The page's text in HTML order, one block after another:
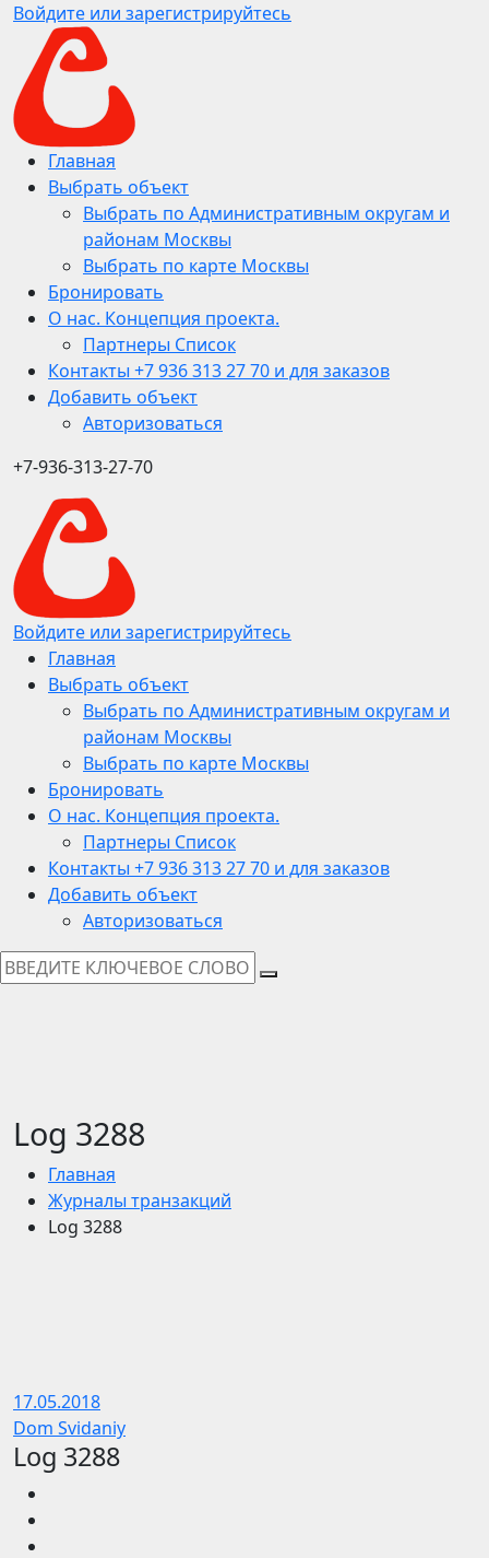
Войдите или зарегистрируйтесь
Главная
Выбрать объект
Выбрать по Административным округам и
районам Москвы
Выбрать по карте Москвы
Бронировать
О нас. Концепция проекта.
Партнеры Список
Контакты +7 936 313 27 70 и для заказов
Добавить объект
Авторизоваться
+7-936-313-27-70
Войдите или зарегистрируйтесь
Главная
Выбрать объект
Выбрать по Административным округам и
районам Москвы
Выбрать по карте Москвы
Бронировать
О нас. Концепция проекта.
Партнеры Список
Контакты +7 936 313 27 70 и для заказов
Добавить объект
Авторизоваться
Log 3288
Главная
Журналы транзакций
Log 3288
17.05.2018
Dom Svidaniy
Log 3288